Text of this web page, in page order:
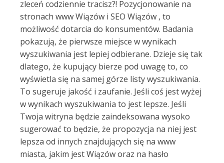
zleceń codziennie tracisz?! Pozycjonowanie na
stronach www Wiązów i SEO Wiązów , to
możliwość dotarcia do konsumentów. Badania
pokazują, że pierwsze miejsce w wynikach
wyszukiwania jest lepiej odbierane. Dzieje się tak
dlatego, że kupujący bierze pod uwagę to, co
wyświetla się na samej górze listy wyszukiwania.
To sugeruje jakość i zaufanie. Jeśli coś jest wyżej
w wynikach wyszukiwania to jest lepsze. Jeśli
Twoja witryna będzie zaindeksowana wysoko
sugerować to będzie, że propozycja na niej jest
lepsza od innych znajdujących się na www
miasta, jakim jest Wiązów oraz na hasło